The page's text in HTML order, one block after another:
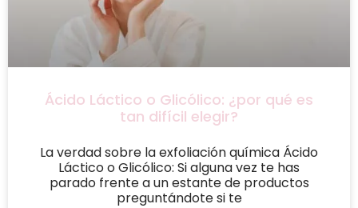
Ácido Láctico o Glicólico: ¿por qué es
tan difícil elegir?
La verdad sobre la exfoliación química Ácido
Láctico o Glicólico: Si alguna vez te has
parado frente a un estante de productos
preguntándote si te